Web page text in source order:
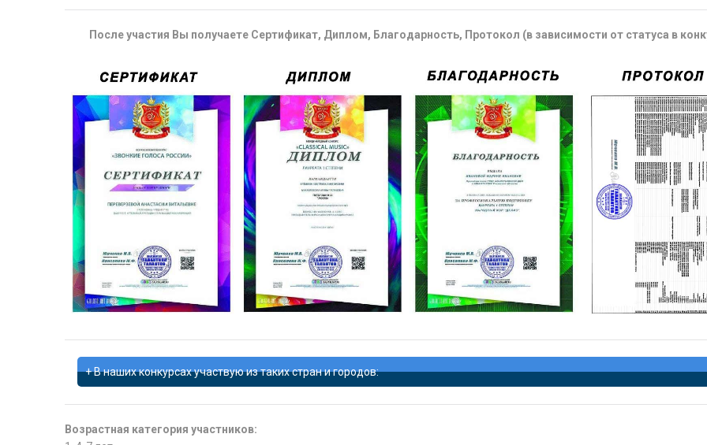
После участия Вы получаете Сертификат, Диплом, Благодарность, Протокол (в зависимости от статуса в
В наших конкурсах участвую из таких стран и городов:
Возрастная категория участников: